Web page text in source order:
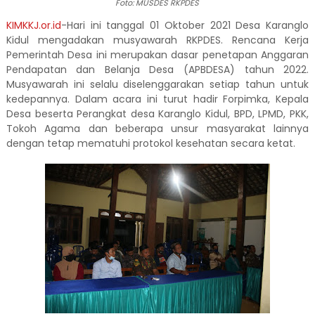
Foto: MUSDES RKPDES
KIMKKJ.or.id-Hari ini tanggal 01 Oktober 2021 Desa Karanglo
Kidul mengadakan musyawarah RKPDES. Rencana Kerja
Pemerintah Desa ini merupakan dasar penetapan Anggaran
Pendapatan dan Belanja Desa (APBDESA) tahun 2022.
Musyawarah ini selalu diselenggarakan setiap tahun untuk
kedepannya. Dalam acara ini turut hadir Forpimka, Kepala
Desa beserta Perangkat desa Karanglo Kidul, BPD, LPMD, PKK,
Tokoh Agama dan beberapa unsur masyarakat lainnya
dengan tetap mematuhi protokol kesehatan secara ketat.